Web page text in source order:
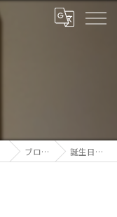
ブログ 誕生日会